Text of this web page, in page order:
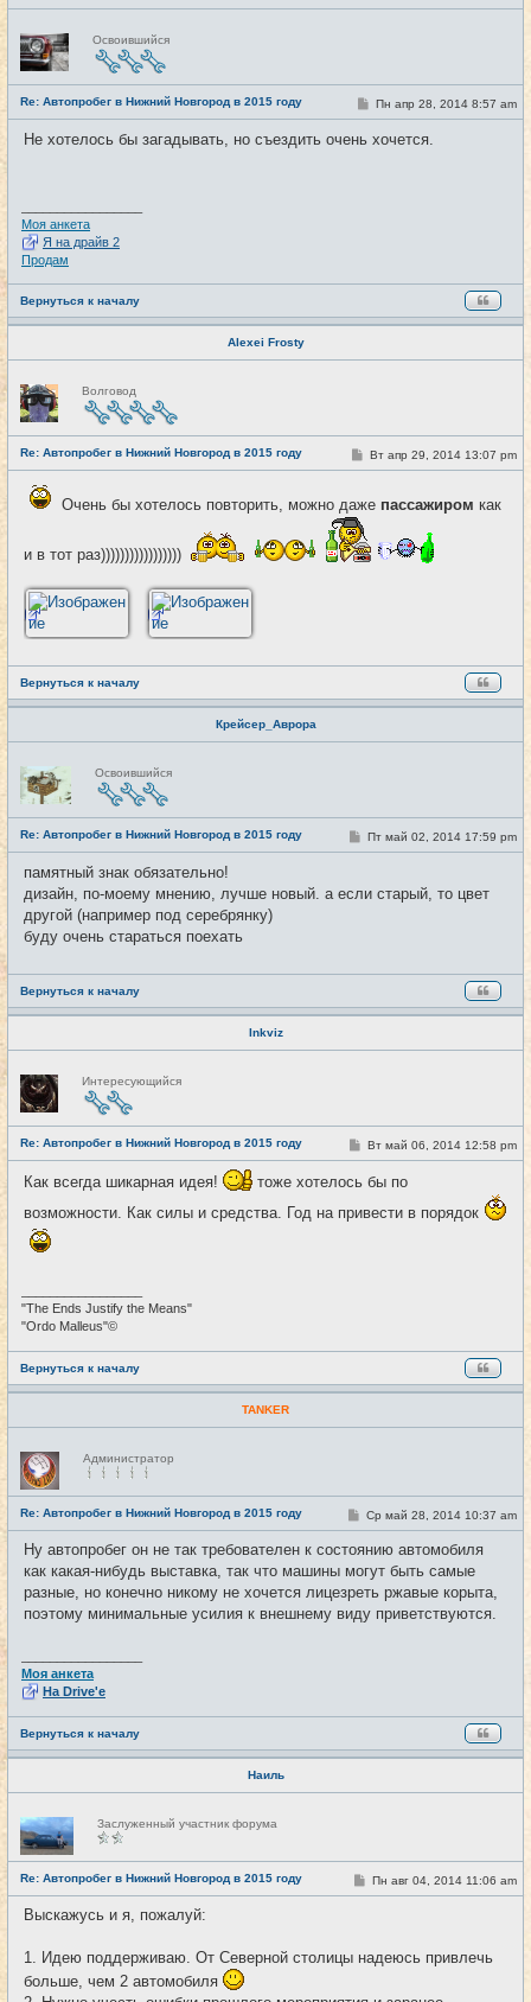
Н
е
в
с
е
т
и
Освоившийся
Re: Автопробег в Нижний Новгород в 2015 году #3
С
о
б
Пн апр 28, 2014 8:57 am
Не хотелось бы загадывать, но съездить очень хочется.
Моя анкета
Я на драйв 2
Продам
Вернуться к началу
Alexei Frosty
Н
е
в
с
е
т
и
Волговод
Re: Автопробег в Нижний Новгород в 2015 году #4
С
о
щ
н
и
Вт апр 29, 2014 13:07 pm
Очень бы хотелось повторить, можно даже пассажиром как
и в тот раз)))))))))))))))))
Вернуться к началу
Крейсер_Аврора
Н
е
в
с
е
т
и
Освоившийся
Re: Автопробег в Нижний Новгород в 2015 году #5
С
о
щ
Пт май 02, 2014 17:59 pm
памятный знак обязательно!
дизайн, по-моему мнению, лучше новый. а если старый, то цвет
другой (например под серебрянку)
буду очень стараться поехать
Вернуться к началу
Inkviz
Н
е
в
с
е
т
и
Интересующийся
Re: Автопробег в Нижний Новгород в 2015 году #6
С
о
б
е
Вт май 06, 2014 12:58 pm
Как всегда шикарная идея!
тоже хотелось бы по
возможности. Как силы и средства. Год на привести в порядок
"The Ends Justify the Means"
"Ordo Malleus"©
Вернуться к началу
TANKER
Н
е
в
с
е
т
и
Администратор
Re: Автопробег в Нижний Новгород в 2015 году #7
С
о
б
щ
н
и
Ср май 28, 2014 10:37 am
Ну автопробег он не так требователен к состоянию автомобиля
как какая-нибудь выставка, так что машины могут быть самые
разные, но конечно никому не хочется лицезреть ржавые корыта,
поэтому минимальные усилия к внешнему виду приветствуются.
Моя анкета
На Drive'e
Вернуться к началу
Наиль
Н
е
в
с
е
т
и
Заслуженный участник форума
Re: Автопробег в Нижний Новгород в 2015 году #8
С
о
н
Пн авг 04, 2014 11:06 am
Выскажусь и я, пожалуй:
1. Идею поддерживаю. От Северной столицы надеюсь привлечь
больше, чем 2 автомобиля